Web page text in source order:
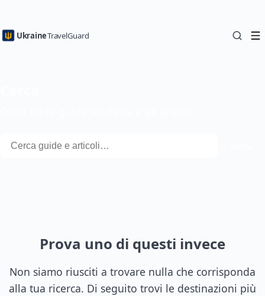
UkraineTravelGuard
Cerca
Prova uno di questi invece
Non siamo riusciti a trovare nulla che corrisponda
alla tua ricerca. Di seguito trovi le destinazioni più